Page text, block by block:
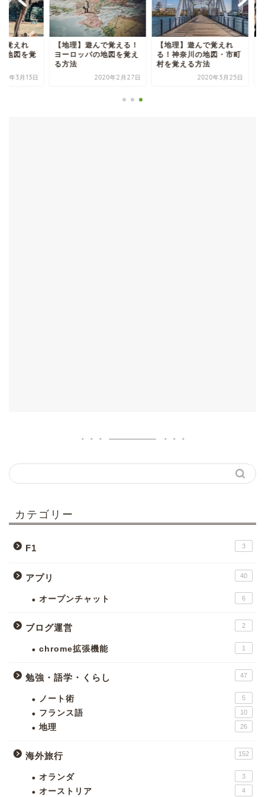
理】遊んで覚える！
ロッパの地図を覚え
2020年2月27日
【地理】遊んで覚えれ
る！神奈川の地図・市町
2020年3月25日
【地理】遊んで覚え
る！アフリカの地図
える方法
2020年3
カテゴリー
F1 3
アプリ 40
オープンチャット 6
ブログ運営 2
chrome拡張機能 1
勉強・語学・くらし 47
ノート術 5
フランス語 10
地理 26
海外旅行 152
オランダ 3
オーストリア 4